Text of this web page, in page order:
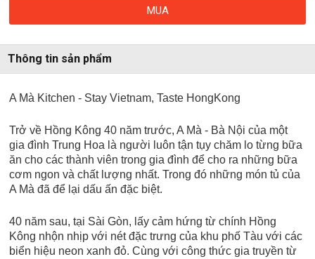
MUA
Thông tin sản phẩm
A Mà Kitchen - Stay Vietnam, Taste HongKong
Trở về Hồng Kông 40 năm trước, A Mà - Bà Nội của một
gia đình Trung Hoa là người luôn tận tụy chăm lo từng bữa
ăn cho các thành viên trong gia đình để cho ra những bữa
cơm ngon và chất lượng nhất. Trong đó những món tủ của
A Mà đã để lại dấu ấn đặc biệt.
40 năm sau, tại Sài Gòn, lấy cảm hứng từ chính Hồng
Kông nhộn nhịp với nét đặc trưng của khu phố Tàu với các
biển hiệu neon xanh đỏ. Cùng với công thức gia truyền từ